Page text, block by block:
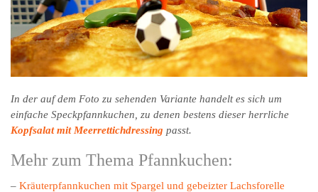
In der auf dem Foto zu sehenden Variante handelt es sich um
einfache Speckpfannkuchen, zu denen bestens dieser herrliche
Kopfsalat mit Meerrettichdressing passt.
Mehr zum Thema Pfannkuchen:
– Kräuterpfannkuchen mit Spargel und gebeizter Lachsforelle